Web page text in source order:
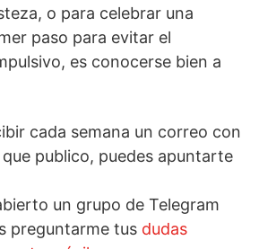
o para celebrar una
paso para evitar el
es conocerse bien a
cada semana un correo con
publico, puedes apuntarte
un grupo de Telegram
preguntarme tus dudas